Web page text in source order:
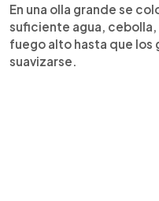
En una olla grande se
suficiente agua, cebolla,
fuego alto hasta que los
suavizarse.